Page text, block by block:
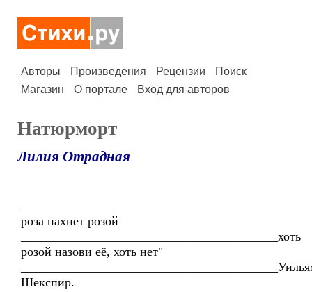
Авторы Произведения Рецензии
Поиск
Магазин
О портале Вход для авторов
Натюрморт
Лилия Отрадная
роза пахнет розой
_________________________________________хоть
розой назови её, хоть нет"
Шекспир.